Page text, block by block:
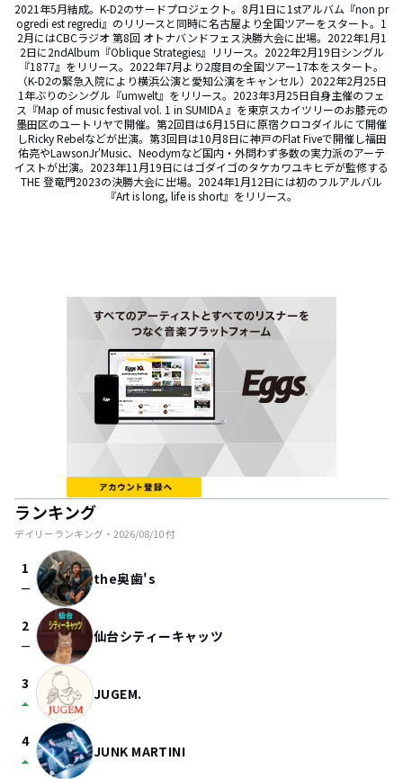
2021年5月結成。K-D2のサードプロジェクト。8月1日に1stアルバム『non pr
ogredi est regredi』のリリースと同時に名古屋より全国ツアーをスタート。1
2月にはCBCラジオ 第8回 オトナバンドフェス決勝大会に出場。2022年1月1
2日に2ndAlbum『Oblique Strategies』リリース。2022年2月19日シングル
『1877』をリリース。2022年7月より2度目の全国ツアー17本をスタート。
（K-D2の緊急入院により横浜公演と愛知公演をキャンセル）2022年2月25日
1年ぶりのシングル『umwelt』をリリース。2023年3月25日自身主催のフェ
ス『Map of music festival vol. 1 in SUMIDA 』を東京スカイツリーのお膝元の
墨田区のユートリヤで開催。第2回目は6月15日に原宿クロコダイルにて開催
しRicky Rebelなどが出演。第3回目は10月8日に神戸のFlat Fiveで開催し福田
佑亮やLawsonJr'Music、Neodymなど国内・外問わず多数の実力派のアーテ
イストが出演。2023年11月19日にはゴダイゴのタケカワユキヒデが監修する
THE 登竜門2023の決勝大会に出場。2024年1月12日には初のフルアルバル
『Art is long, life is short』をリリース。
ランキング
デイリーランキング・ 2026/08/10付
1
check_indeterminate_small the奥歯's
2
check_indeterminate_small 仙台シティーキャッツ
3
arrow_drop_up JUGEM.
4
arrow_drop_up JUNK MARTINI